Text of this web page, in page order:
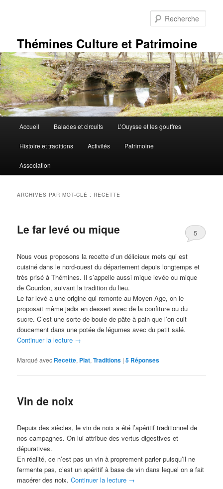
Thémines Culture et Patrimoine
principal
Accueil Balades et circuits L’Ouysse et les gouffres
Histoire et traditions Activités Patrimoine
Association
ARCHIVES PAR MOT-CLÉ : RECETTE
Le far levé ou mique 5
Nous vous proposons la recette d’un délicieux mets qui est
cuisiné dans le nord-ouest du département depuis longtemps et
très prisé à Thémines. Il s’appelle aussi mique levée ou mique
de Gourdon, suivant la tradition du lieu.
Le far levé a une origine qui remonte au Moyen Âge, on le
proposait même jadis en dessert avec de la confiture ou du
sucre. C’est une sorte de boule de pâte à pain que l’on cuit
doucement dans une potée de légumes avec du petit salé.
Continuer la lecture →
Marqué avec Recette, Plat,Traditions |5 Réponses
Vin de noix
Depuis des siècles, le vin de noix a été l’apéritif traditionnel de
nos campagnes. On lui attribue des vertus digestives et
dépuratives.
En réalité, ce n’est pas un vin à proprement parler puisqu’il ne
fermente pas, c’est un apéritif à base de vin dans lequel on a fait
macérer des noix.Continuer la lecture →